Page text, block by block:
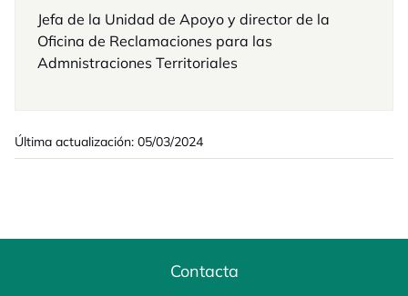
Jefa de la Unidad de Apoyo y director de la
Oficina de Reclamaciones para las
Admnistraciones Territoriales
Última actualización: 05/03/2024
Contacta